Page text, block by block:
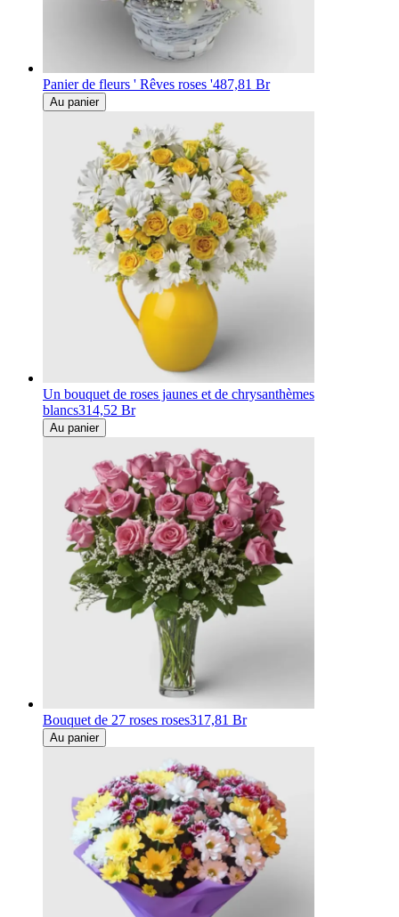
Panier de fleurs ' Rêves roses '487,81 Br
Au panier
Un bouquet de roses jaunes et de chrysanthèmes
blancs314,52 Br
Au panier
Bouquet de 27 roses roses317,81 Br
Au panier